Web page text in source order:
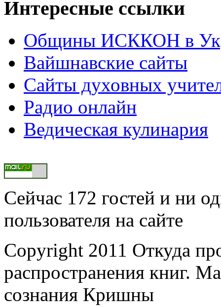
Интересные ссылки
Общины ИСККОН в
Вайшнавские сайты
Сайты духовных
Радио онлайн
Ведическая кулинария
Сейчас 172 гостей и ни
пользователя на сайте
Copyright 2011 Откуда
распространения книг.
сознания Кришны